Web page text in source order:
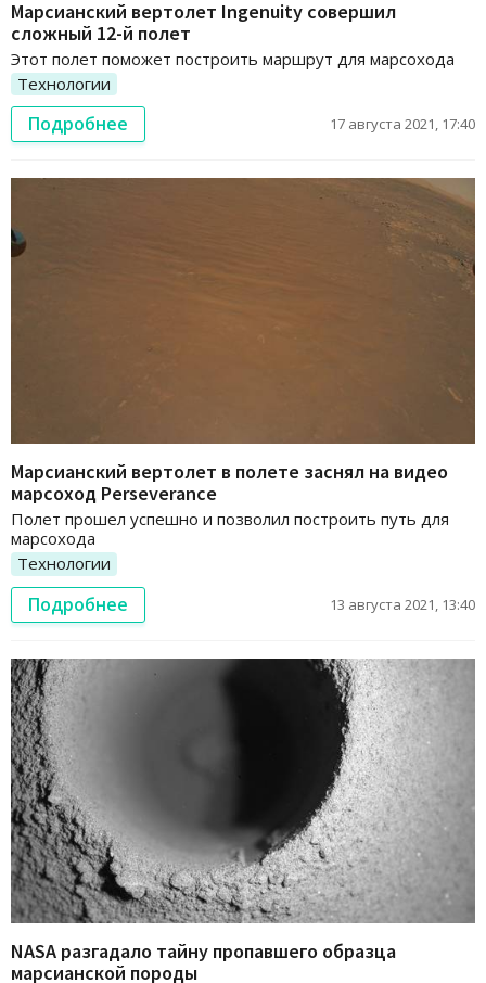
Марсианский вертолет Ingenuity совершил
сложный 12-й полет
Этот полет поможет построить маршрут для марсохода
Технологии
Подробнее 17 августа 2021, 17:40
Марсианский вертолет в полете заснял на видео
марсоход Perseverance
Полет прошел успешно и позволил построить путь для
марсохода
Технологии
Подробнее 13 августа 2021, 13:40
NASA разгадало тайну пропавшего образца
марсианской породы